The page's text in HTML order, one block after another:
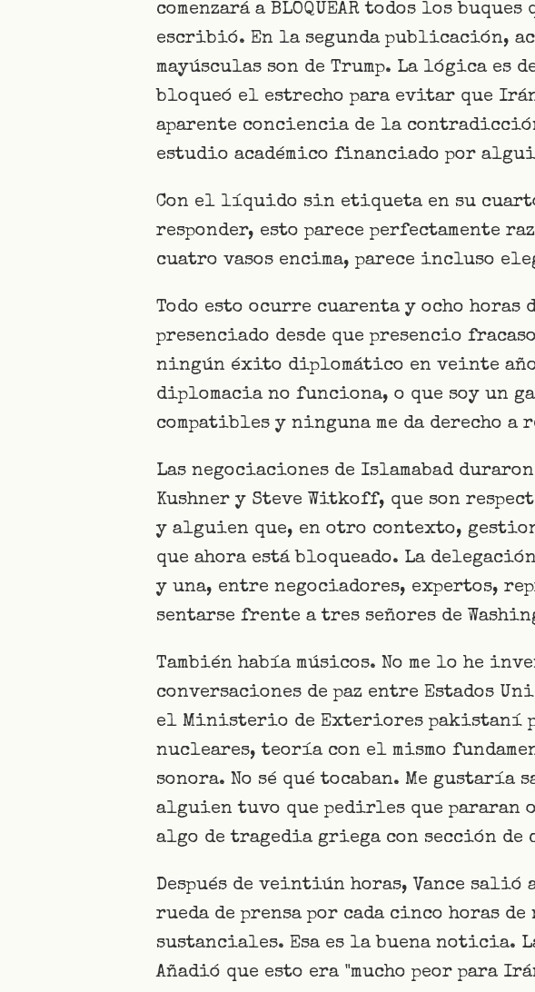
comenzará a BLOQUEAR todos los
escribió. En la segunda publicación,
mayúsculas son de Trump. La lógica
bloqueó el estrecho para evitar que
aparente conciencia de la
estudio académico financiado por
Con el líquido sin etiqueta en su
responder, esto parece perfectamente
cuatro vasos encima, parece incluso
Todo esto ocurre cuarenta y ocho horas
presenciado desde que presencio
ningún éxito diplomático en veinte
diplomacia no funciona, o que soy un
compatibles y ninguna me da derecho a
Las negociaciones de Islamabad
Kushner y Steve Witkoff, que son
y alguien que, en otro contexto,
que ahora está bloqueado. La
y una, entre negociadores, expertos,
sentarse frente a tres señores de
También había músicos. No me lo he
conversaciones de paz entre Estados
el Ministerio de Exteriores pakistaní
nucleares, teoría con el mismo
sonora. No sé qué tocaban. Me gustaría
alguien tuvo que pedirles que pararan
algo de tragedia griega con sección de
Después de veintiún horas, Vance salió
rueda de prensa por cada cinco horas
sustanciales. Esa es la buena noticia.
Añadió que esto era "mucho peor para